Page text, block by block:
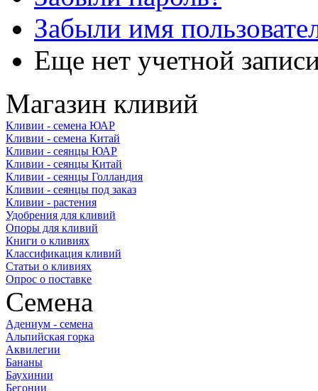
Забыли имя
Еще нет учетной
Магазин кливий
Кливии - семена ЮАР
Кливии - семена Китай
Кливии - сеянцы ЮАР
Кливии - сеянцы Китай
Кливии - сеянцы Голландия
Кливии - сеянцы под заказ
Кливии - растения
Удобрения для кливий
Опоры для кливий
Книги о кливиях
Классификация кливий
Статьи о кливиях
Опрос о поставке
Семена
Адениум - семена
Альпийская горка
Аквилегии
Бананы
Баухинии
Бегонии